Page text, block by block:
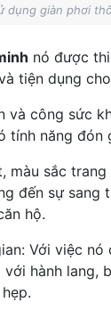
dụng giàn phơi
nó được
tiện dụng
và công sức
tính năng đón
màu sắc
đến sự sang
hộ.
Với việc
hành lang,